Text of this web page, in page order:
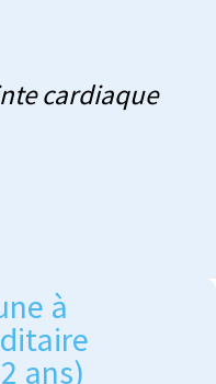
cardiaque
à
ans)